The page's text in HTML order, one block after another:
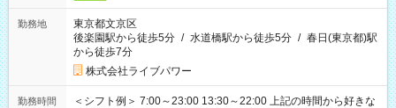
勤務地
東京都文京区
後楽園駅から徒歩5分 / 水道橋駅から徒歩5分 / 春日(東京都)駅
から徒歩7分
株式会社ライブパワー
勤務時間
＜シフト例＞ 7:00～23:00 13:30～22:00 上記の時間から好きな